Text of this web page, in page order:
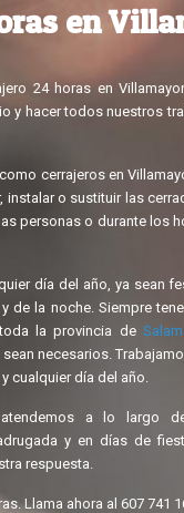
en
24 horas en
y hacer todos nuestros
cerrajeros en
o sustituir las
personas o durante los
día del año, ya sean
de la noche. Siempre
la provincia de
necesarios.
cualquier día del año.
a lo largo
y en días de
respuesta.
Llama ahora al 607 741